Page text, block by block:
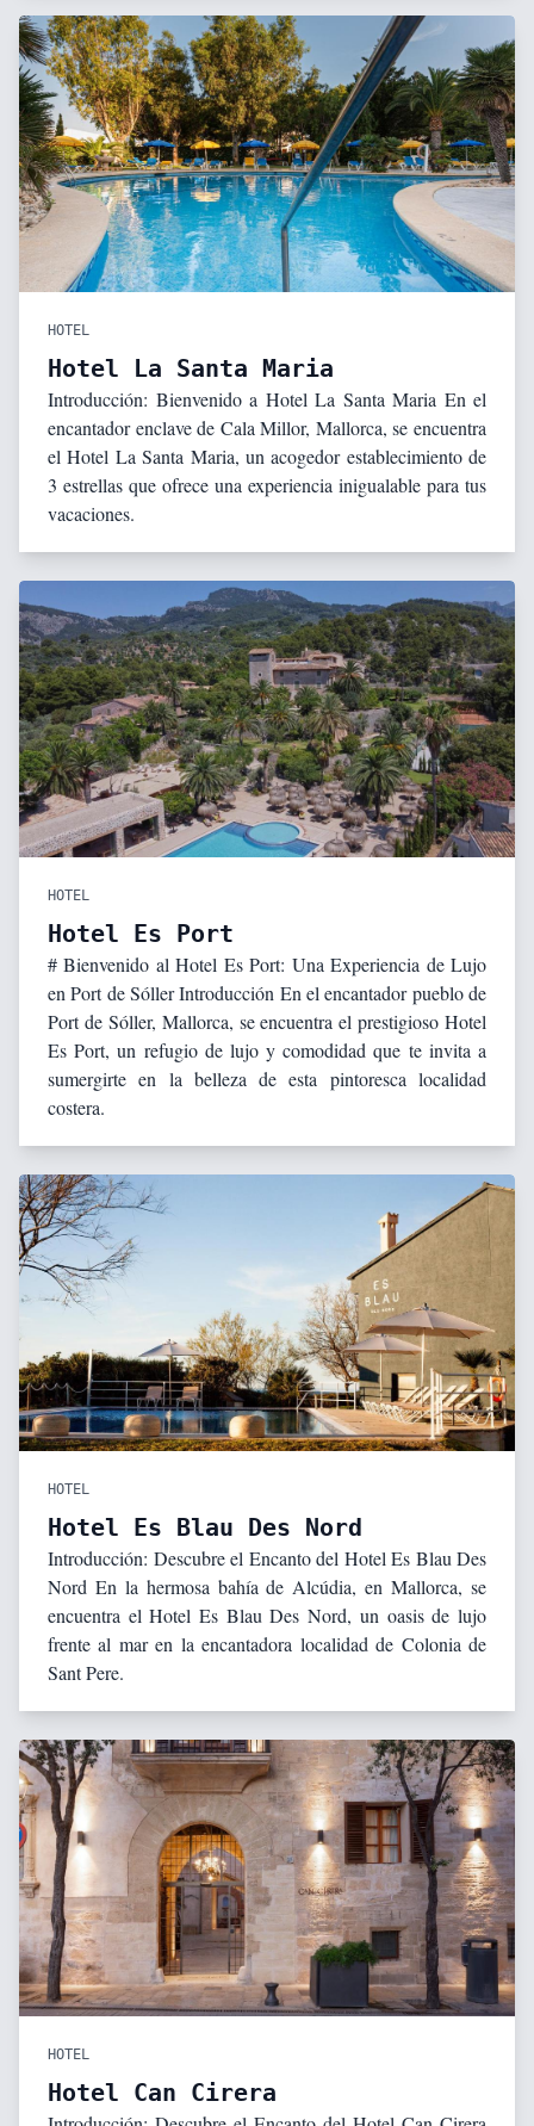
HOTEL
Hotel La Santa Maria
Introducción: Bienvenido a Hotel La Santa Maria En el
encantador enclave de Cala Millor, Mallorca, se encuentra
el Hotel La Santa Maria, un acogedor establecimiento de
3 estrellas que ofrece una experiencia inigualable para tus
vacaciones.
HOTEL
Hotel Es Port
# Bienvenido al Hotel Es Port: Una Experiencia de Lujo
en Port de Sóller Introducción En el encantador pueblo de
Port de Sóller, Mallorca, se encuentra el prestigioso Hotel
Es Port, un refugio de lujo y comodidad que te invita a
sumergirte en la belleza de esta pintoresca localidad
costera.
HOTEL
Hotel Es Blau Des Nord
Introducción: Descubre el Encanto del Hotel Es Blau Des
Nord En la hermosa bahía de Alcúdia, en Mallorca, se
encuentra el Hotel Es Blau Des Nord, un oasis de lujo
frente al mar en la encantadora localidad de Colonia de
Sant Pere.
HOTEL
Hotel Can Cirera